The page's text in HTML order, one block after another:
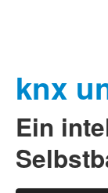
knx
Ein